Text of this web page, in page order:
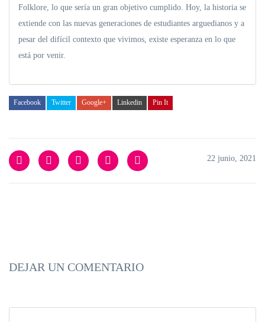
Folklore, lo que sería un gran objetivo cumplido. Hoy, la historia se
extiende con las nuevas generaciones de estudiantes arguedianos y a
pesar del difícil contexto que vivimos, existe esperanza en lo que
está por venir.
Facebook Twitter Google+ Linkedin Pin It
22 junio, 2021
DEJAR UN COMENTARIO